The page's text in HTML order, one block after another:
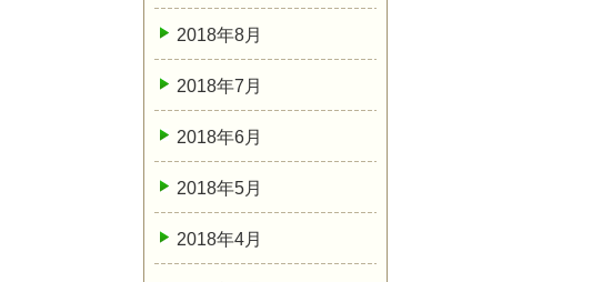
2018年8月
2018年7月
2018年6月
2018年5月
2018年4月